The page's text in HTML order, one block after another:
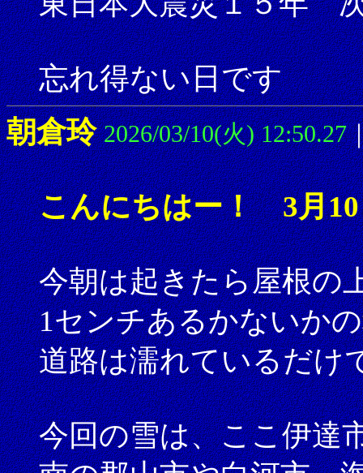
忘れ得ない日です
朝倉玲 2026/03/10(火) 12:50.27
こんにちはー！ 3月10
今朝は起きたら屋根の
1センチあるかないか
道路は濡れているだけ
今回の雪は、ここ伊達